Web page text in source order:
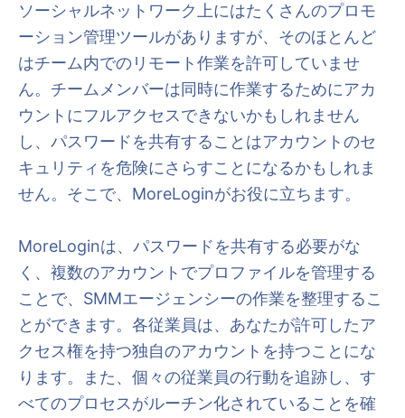
ソーシャルネットワーク上にはたくさんのプロモ
ーション管理ツールがありますが、そのほとんど
はチーム内でのリモート作業を許可していませ
ん。チームメンバーは同時に作業するためにアカ
ウントにフルアクセスできないかもしれません
し、パスワードを共有することはアカウントのセ
キュリティを危険にさらすことになるかもしれま
せん。そこで、MoreLoginがお役に立ちます。
MoreLoginは、パスワードを共有する必要がな
く、複数のアカウントでプロファイルを管理する
ことで、SMMエージェンシーの作業を整理するこ
とができます。各従業員は、あなたが許可したア
クセス権を持つ独自のアカウントを持つことにな
ります。また、個々の従業員の行動を追跡し、す
べてのプロセスがルーチン化されていることを確